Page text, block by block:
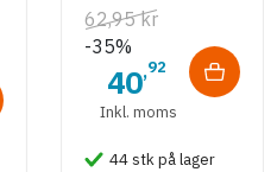
62,95 kr
-35%
40,92
Inkl. moms
44 stk på lager